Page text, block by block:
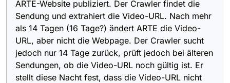
ARTE-Website publiziert. Der Crawler findet die
Sendung und extrahiert die Video-URL. Nach mehr
als 14 Tagen (16 Tage?) ändert ARTE die Video-
URL, aber nicht die Webpage. Der Crawler sucht
jedoch nur 14 Tage zurück, prüft jedoch bei älteren
Sendungen, ob die Video-URL noch gültig ist. Er
stellt diese Nacht fest, dass die Video-URL nicht